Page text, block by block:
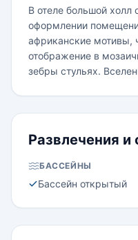
В отеле большой
оформлении
африканские мотивы,
отображение в
зебры стульях.
Развлечения и
БАССЕЙНЫ
Бассейн открытый